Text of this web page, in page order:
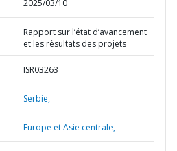
2025/03/10
Rapport sur l’état d’avancement
et les résultats des projets
ISR03263
Serbie,
Europe et Asie centrale,